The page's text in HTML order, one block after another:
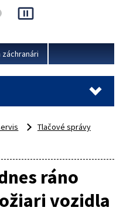
pause_presentation
záchranári
Tlačové správy
ráno
vozidla